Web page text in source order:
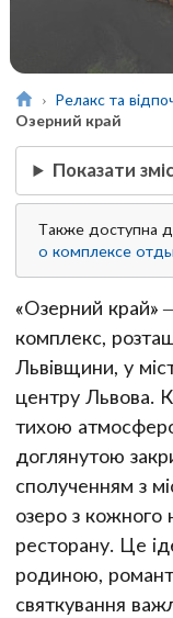
Релакс та
Озерний край
Показати
Также доступна
о комплексе
«Озерний край»
комплекс,
Львівщини, у
центру Львова.
тихою
доглянутою
сполученням з
озеро з кожного
ресторану. Це
родиною,
святкування